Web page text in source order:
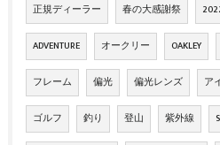
正規ディーラー 春の大感謝祭
ADVENTURE オークリー OAKLEY
フレーム 偏光 偏光レンズ ア
ゴルフ 釣り 登山 紫外線